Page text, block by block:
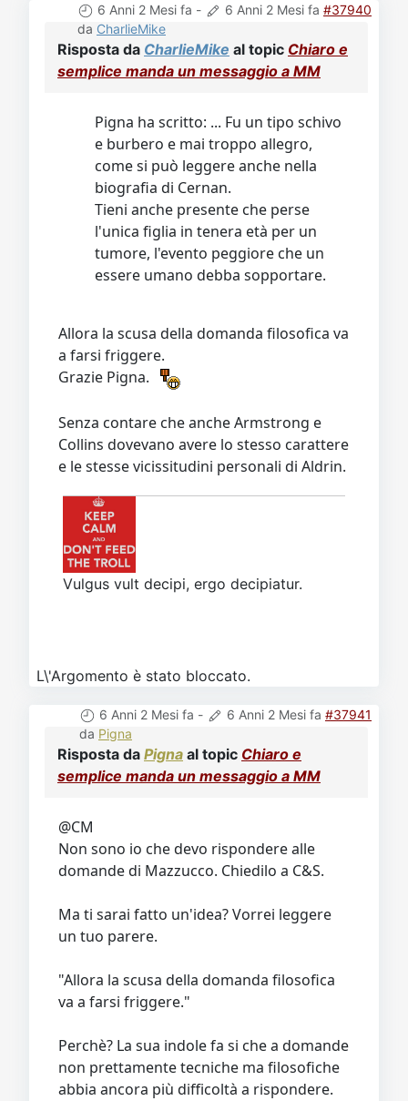
6 Anni 2 Mesi fa - 6 Anni 2 Mesi fa #37940
da CharlieMike
Risposta da CharlieMike al topic Chiaro e
semplice manda un messaggio a MM
Pigna ha scritto: ... Fu un tipo schivo
e burbero e mai troppo allegro,
come si può leggere anche nella
biografia di Cernan.
Tieni anche presente che perse
l'unica figlia in tenera età per un
tumore, l'evento peggiore che un
essere umano debba sopportare.
Allora la scusa della domanda filosofica va
a farsi friggere.
Grazie Pigna.
Senza contare che anche Armstrong e
Collins dovevano avere lo stesso carattere
e le stesse vicissitudini personali di Aldrin.
Vulgus vult decipi, ergo decipiatur.
L\'Argomento è stato bloccato.
6 Anni 2 Mesi fa - 6 Anni 2 Mesi fa #37941
da Pigna
Risposta da Pigna al topic Chiaro e
semplice manda un messaggio a MM
@CM
Non sono io che devo rispondere alle
domande di Mazzucco. Chiedilo a C&S.
Ma ti sarai fatto un'idea? Vorrei leggere
un tuo parere.
"Allora la scusa della domanda filosofica
va a farsi friggere."
Perchè? La sua indole fa si che a domande
non prettamente tecniche ma filosofiche
abbia ancora più difficoltà a rispondere.